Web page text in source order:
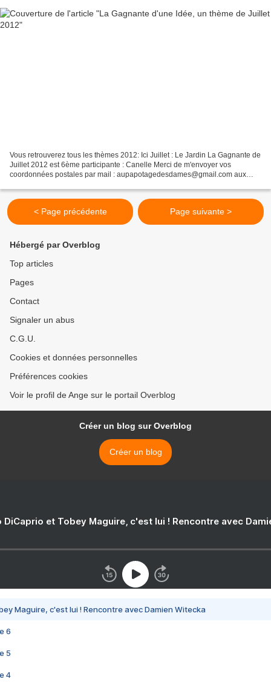
Vous retrouverez tous les thèmes 2012: Ici Juillet : Le Jardin La Gagnante de
Juillet 2012 est 6ème participante : Canelle Merci de m'envoyer vos
coordonnées postales par mail : aupapotagedesdames@gmail.com aux
< Page précédente Page suivante >
Hébergé par Overblog
Top articles
Pages
Contact
Signaler un abus
C.G.U.
Cookies et données personnelles
Préférences cookies
Voir le profil de Ange sur le portail Overblog
Créer un blog sur Overblog
Créer un blog
DiCaprio et Tobey Maguire, c'est lui ! Rencontre avec
Maguire, c'est lui ! Rencontre avec Damien Witecka
6
5
4